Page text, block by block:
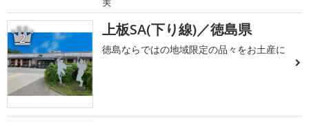
2 上板SA(下り線)／徳島県
徳島ならではの地域限定の品々をお土産に